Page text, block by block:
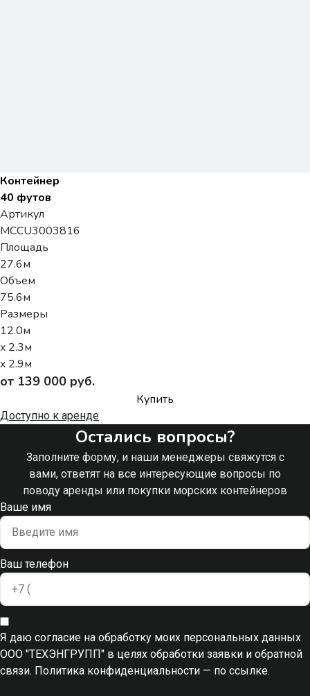
Контейнер
40 футов
Артикул
MCCU3003816
Площадь
27.6м
Объем
75.6м
Размеры
12.0м
x 2.3м
x 2.9м
от 139 000 руб.
Купить
Доступно к аренде
Остались вопросы?
Заполните форму, и наши менеджеры свяжутся с
вами, ответят на все интересующие вопросы по
поводу аренды или покупки морских контейнеров
Ваше имя
Ваш телефон
Я даю согласие на обработку моих персональных данных
ООО "ТЕХЭНГРУПП" в целях обработки заявки и обратной
связи. Политика конфиденциальности — по ссылке.